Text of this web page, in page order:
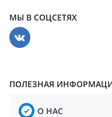
МЫ В СОЦСЕТЯХ
ПОЛЕЗНАЯ
О НАС